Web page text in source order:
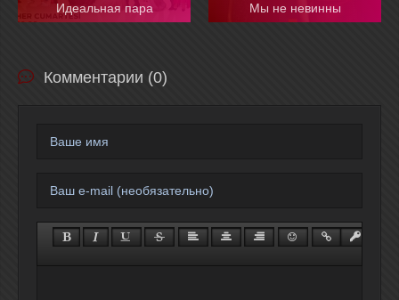
Идеальная пара Мы не невинны
Комментарии (0)